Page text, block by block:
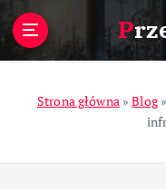
Strona główna»Blog»